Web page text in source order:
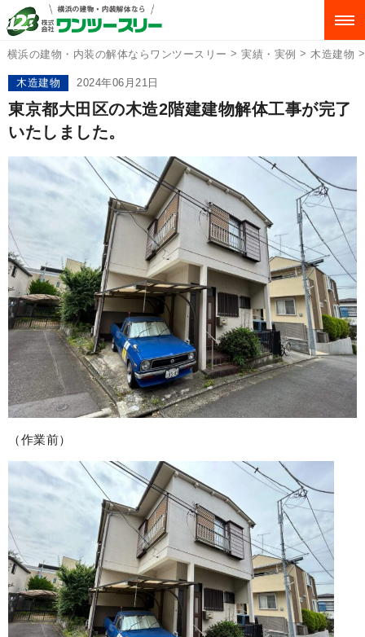
横浜の建物・内装の解体ならワンツースリー >実績・実例 > 木造建物
木造建物 2024年06月21日
東京都大田区の木造2階建建物解体工事が完了
いたしました。
（作業前）